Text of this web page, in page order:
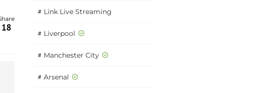
18
# Link Live Streaming
# Liverpool
# Manchester City
# Arsenal